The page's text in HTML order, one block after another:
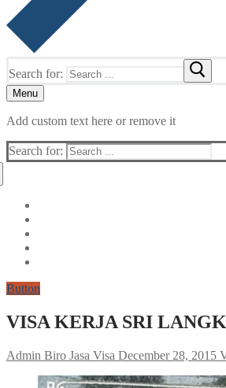
Search for:
Menu
Add custom text here or remove it
Search for:
Button
VISA KERJA SRI
Admin Biro Jasa Visa December 28, 2015